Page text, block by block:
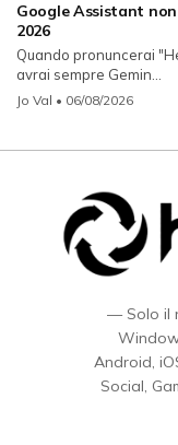
Google Assistant
2026
Quando pronuncerai
avrai sempre Gemin...
Jo Val • 06/08/2026
— Solo il
Android,
Social,